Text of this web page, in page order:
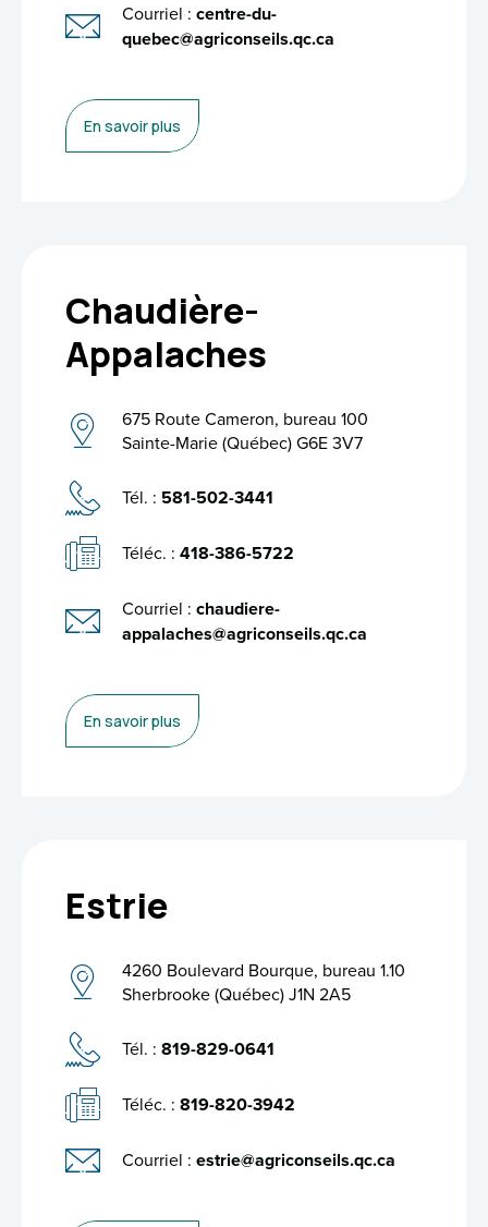
Courriel : centre-du-
quebec@agriconseils.qc.ca
En savoir plus
Chaudière-
Appalaches
675 Route Cameron, bureau 100
Sainte-Marie (Québec) G6E 3V7
Tél. : 581-502-3441
Téléc. : 418-386-5722
Courriel : chaudiere-
appalaches@agriconseils.qc.ca
En savoir plus
Estrie
4260 Boulevard Bourque, bureau 1.10
Sherbrooke (Québec) J1N 2A5
Tél. : 819-829-0641
Téléc. : 819-820-3942
Courriel : estrie@agriconseils.qc.ca